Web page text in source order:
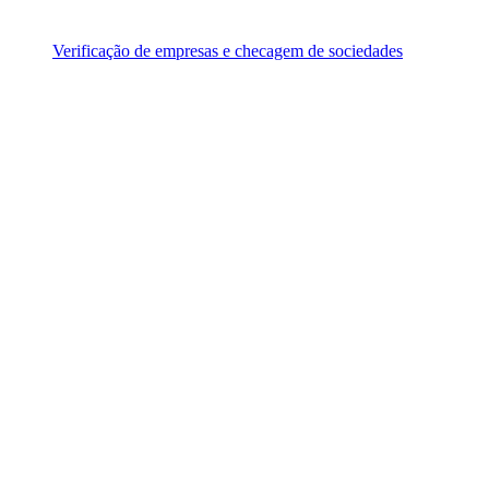
Verificação de empresas e checagem de sociedades